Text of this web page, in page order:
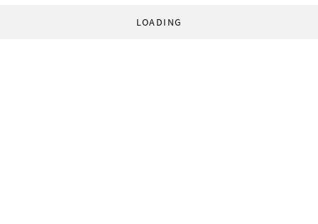
LOADING